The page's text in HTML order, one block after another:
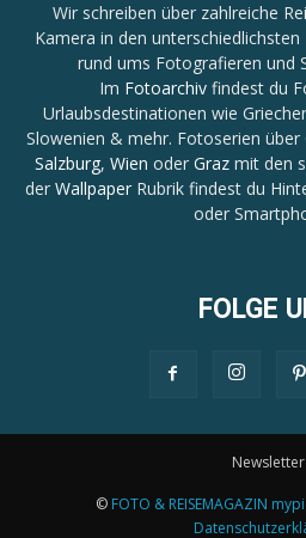
Wir schreiben über zahlreiche
Kamera in den
rund ums Fotografieren und
Im Fotoarchiv findest du
Urlaubsdestinationen wie
Slowenien & mehr. Fotoserien
Salzburg, Wien oder Graz mit den
der WallpaperRubrik findest du
oder
FOLGE
Newsletter
© FOTO & REISEMAGAZIN